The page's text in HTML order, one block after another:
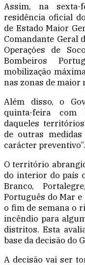
Assim, na
residência oficial
de Estado Maior
Comandante Geral
Operações de
Bombeiros
mobilização
nas zonas de maior
Além disso, o
quinta-feira com
daqueles
de outras
carácter preventivo”.
O território
do interior do país
Branco,
Português do Mar
o fim de semana o
incêndio para
distritos. Esta
base da decisão do
A decisão vai ser